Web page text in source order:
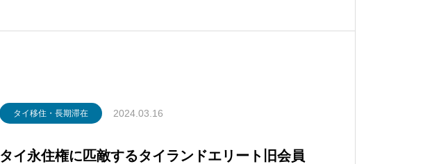
タイ移住・長期滞在 2024.03.16
タイ永住権に匹敵するタイランドエリート旧会員